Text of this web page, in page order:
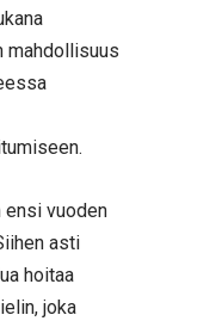
mahdollisuus
ensi vuoden
asti
hoitaa
joka